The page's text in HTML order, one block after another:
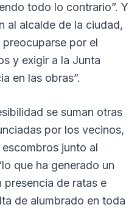
todo lo contrario”. Y
al alcalde de la ciudad,
preocuparse por el
y exigir a la Junta
en las obras”.
se suman otras
por los vecinos,
junto al
que ha generado un
de ratas e
de alumbrado en toda